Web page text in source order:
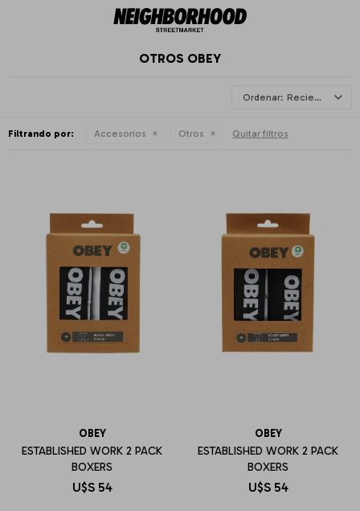
OTROS OBEY
Recientes
Filtrando por: Accesorios Otros Quitar filtros
OBEY
ESTABLISHED WORK 2 PACK
BOXERS
U$S 54
OBEY
ESTABLISHED WORK 2 PACK
BOXERS
U$S 54